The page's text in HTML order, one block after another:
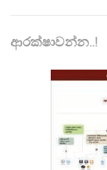
ආරක්ෂාවන්න..!